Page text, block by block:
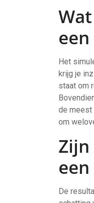
Het
krijg je
staat om
de meest
om
De